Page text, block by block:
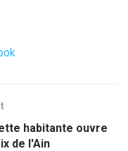
habitante ouvre
de l'Ain